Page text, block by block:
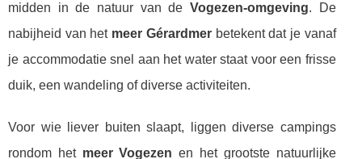
midden in de natuur van de Vogezen-omgeving. De
nabijheid van het meer Gérardmerbetekent dat je vanaf
je accommodatie snel aan het water staat voor een frisse
duik, een wandeling of diverse activiteiten.
Voor wie liever buiten slaapt, liggen diverse campings
rondom het meer Vogezen en het grootste natuurlijke